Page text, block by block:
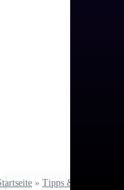
» Tipps & Regeln